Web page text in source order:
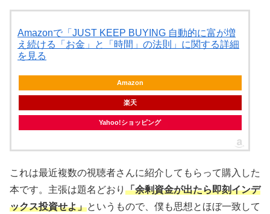
Amazonで「JUST KEEP BUYING 自動的に富が増
え続ける「お金」と「時間」の法則」に関する詳細
を見る
Amazon
楽天
Yahoo!ショッピング
これは最近複数の視聴者さんに紹介してもらって購入した
本です。主張は題名どおり 「余剰資金が出たら即刻インデ
ックス投資せよ」というもので、僕も思想とほぼ一致して